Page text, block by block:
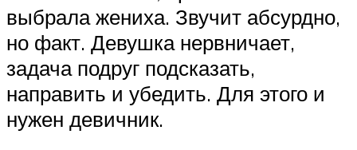
выбрала жениха. Звучит абсурдно,
но факт. Девушка нервничает,
задача подруг подсказать,
направить и убедить. Для этого и
нужен девичник.